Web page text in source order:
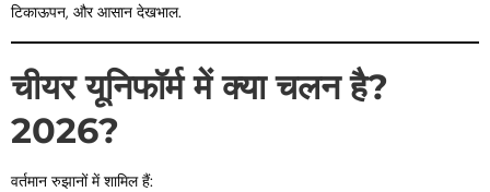
टिकाऊपन, और आसान देखभाल.
चीयर यूनिफॉर्म में क्या चलन है?
2026?
वर्तमान रुझानों में शामिल हैं: